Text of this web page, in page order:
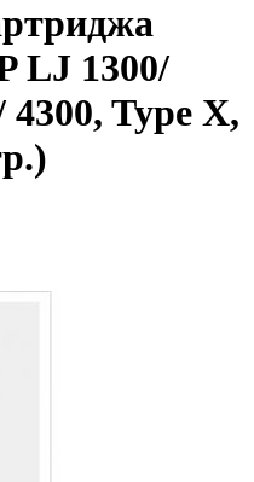
LJ 1300/
4300, Type X,